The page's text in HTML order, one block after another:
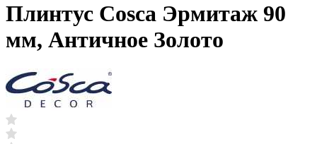
Плинтус Cosca Эрмитаж 90
мм, Античное Золото